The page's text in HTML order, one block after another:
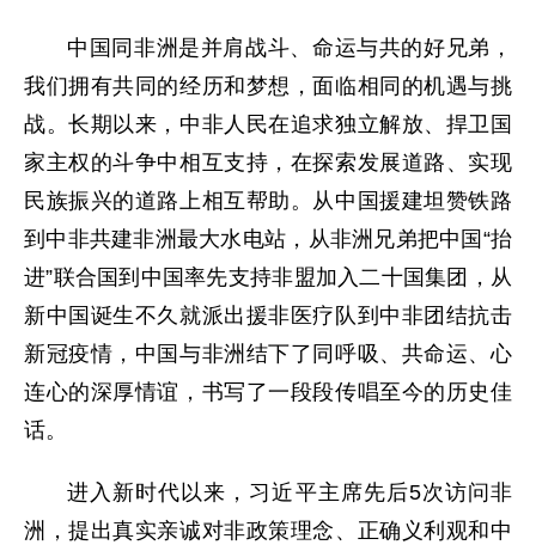
中国同非洲是并肩战斗、命运与共的好兄弟，
我们拥有共同的经历和梦想，面临相同的机遇与挑
战。长期以来，中非人民在追求独立解放、捍卫国
家主权的斗争中相互支持，在探索发展道路、实现
民族振兴的道路上相互帮助。从中国援建坦赞铁路
到中非共建非洲最大水电站，从非洲兄弟把中国“抬
进”联合国到中国率先支持非盟加入二十国集团，从
新中国诞生不久就派出援非医疗队到中非团结抗击
新冠疫情，中国与非洲结下了同呼吸、共命运、心
连心的深厚情谊，书写了一段段传唱至今的历史佳
话。
进入新时代以来，习近平主席先后5次访问非
洲，提出真实亲诚对非政策理念、正确义利观和中